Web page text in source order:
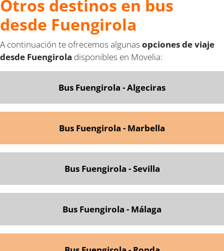
Otros destinos en bus
desde Fuengirola
A continuación te ofrecemos algunas opciones de viaje
desde Fuengirola disponibles en Movelia:
Bus Fuengirola - Algeciras
Bus Fuengirola - Marbella
Bus Fuengirola - Sevilla
Bus Fuengirola - Málaga